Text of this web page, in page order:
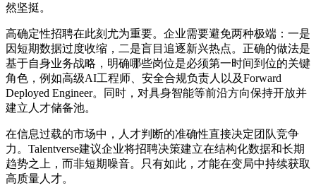
然坚挺。
高确定性招聘在此刻尤为重要。企业需要避免两种极端：一是
因短期数据过度收缩，二是盲目追逐新兴热点。正确的做法是
基于自身业务战略，明确哪些岗位是必须第一时间到位的关键
角色，例如高级AI工程师、安全合规负责人以及Forward
Deployed Engineer。同时，对具身智能等前沿方向保持开放并
建立人才储备池。
在信息过载的市场中，人才判断的准确性直接决定团队竞争
力。Talentverse建议企业将招聘决策建立在结构化数据和长期
趋势之上，而非短期噪音。只有如此，才能在变局中持续获取
高质量人才。